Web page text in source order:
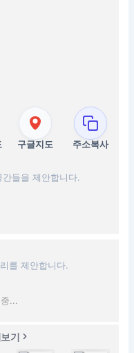
구글지도 주소복사
들을 제안합니다.
를 제안합니다.
...
기